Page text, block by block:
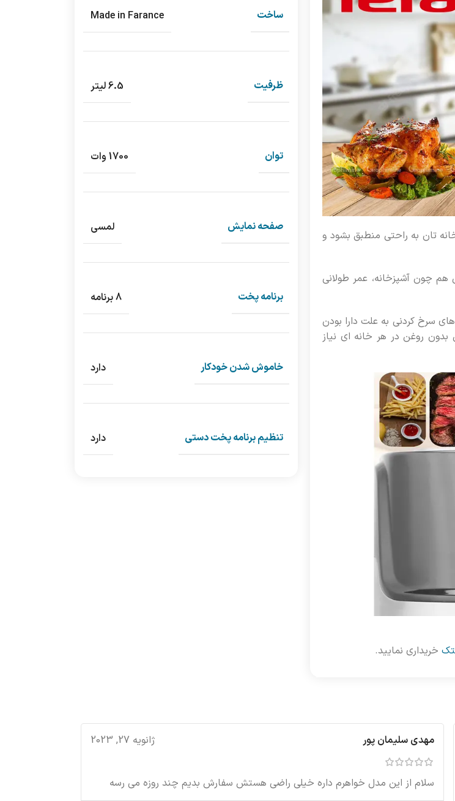
تان به راحتی منطبق بشود و
آشپزخانه، عمر طولانی
سرخ کردنی به علت دارا بودن
روغن در هر خانه ای نیاز
خریداری نمایید.
ساخت Made in Farance
ظرفیت 6.5 لیتر
توان 1700 وات
صفحه نمایش لمسی
برنامه پخت 8 برنامه
خاموش شدن خودکار دارد
تنظیم برنامه پخت دستی دارد
مهدی سلیمان پور ژانویه 27, 2023
سلام از این مدل خواهرم داره خیلی راضی هستش سفارش بدیم چند روزه می رسه